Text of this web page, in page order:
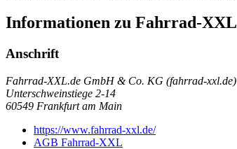
Informationen zu Fahrrad-XXL
Anschrift
Fahrrad-XXL.de GmbH & Co. KG (fahrrad-xxl.de)
Unterschweinstiege 2-14
60549 Frankfurt am Main
https://www.fahrrad-xxl.de/
AGB Fahrrad-XXL